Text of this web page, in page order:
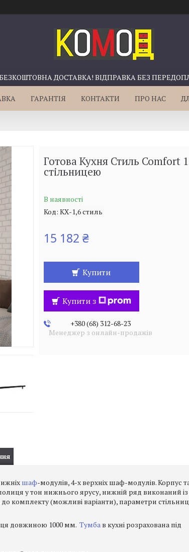
ДОСТАВКА! ВІДПРАВКА БЕЗ
ГАРАНТІЯ КОНТАКТИ ПРО НАС
Готова Кухня Стиль Comfort
стільницею
В наявності
Код: КХ-1,6 стиль
15 182 ₴
Купити
Купити з
+380 (68) 312-68-23
Менеджер з онлайн-продажів
шаф-модулів, 4-х верхніх шаф-модулів. Корпус
у тон нижнього ярусу, нижній ряд виконаний
до комплекту (можливі варіанти), параметри
довжиною 1000 мм. Тумба в кухні розрахована під